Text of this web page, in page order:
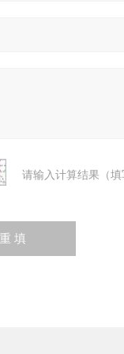
请输入计算结果（